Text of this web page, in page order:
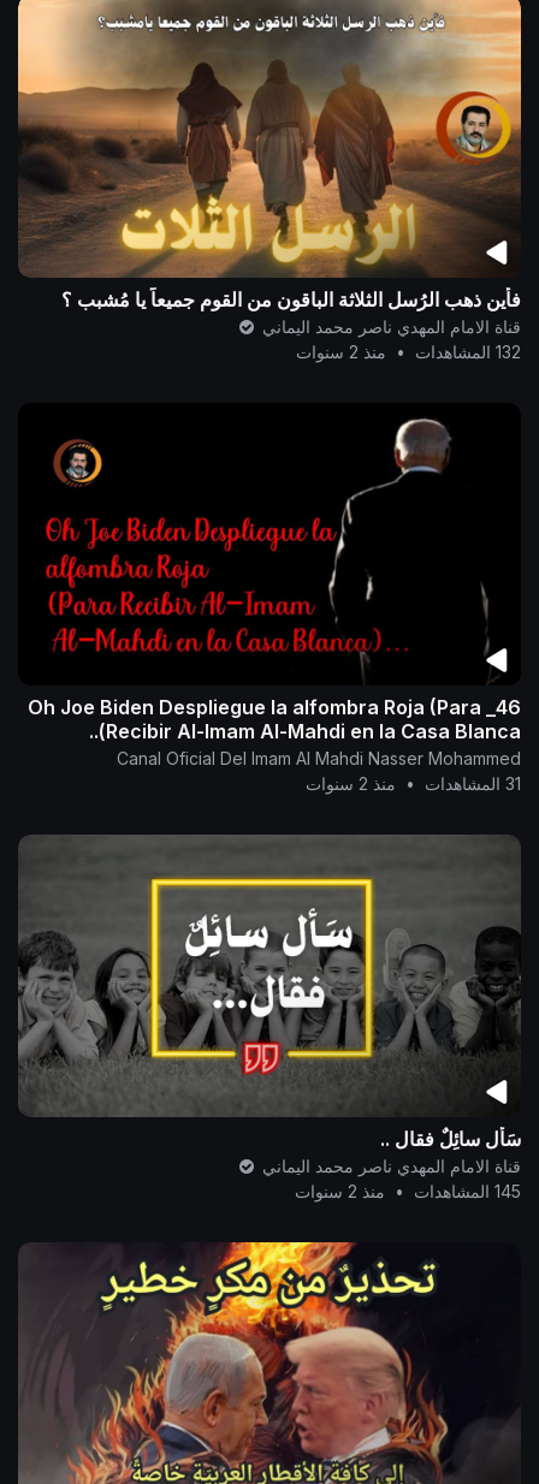
فأين ذهب الرُسل الثلاثة الباقون من القوم جميعاً يا مُشبب ؟
قناة الامام المهدي ناصر محمد اليماني
132 المشاهدات
• منذ 2 سنوات
46_ Oh Joe Biden Despliegue la alfombra Roja (Para
Recibir Al-Imam Al-Mahdi en la Casa Blanca)..
Canal Oficial Del Imam Al Mahdi Nasser Mohammed
31 المشاهدات
• منذ 2 سنوات
سَأل سائِلٌ فقال ..
قناة الامام المهدي ناصر محمد اليماني
145 المشاهدات
• منذ 2 سنوات